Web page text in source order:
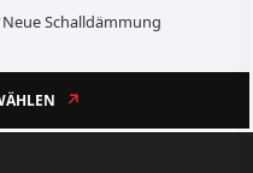
Neue Schalldämmung